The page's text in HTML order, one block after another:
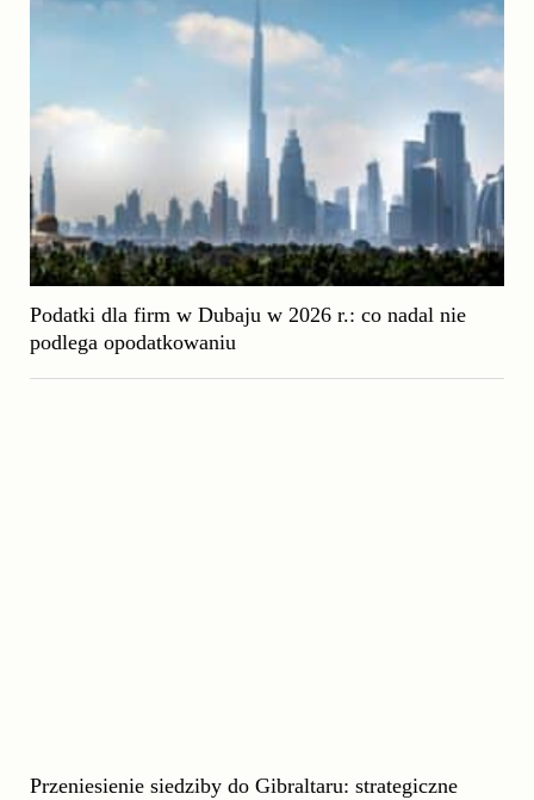
Podatki dla firm w Dubaju w 2026 r.: co nadal nie
podlega opodatkowaniu
Przeniesienie siedziby do Gibraltaru: strategiczne